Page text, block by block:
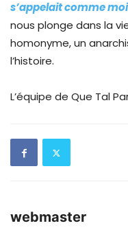
s’appelait comme moi
nous plonge dans la
homonyme, un
l’histoire.
L’équipe de Que Tal
webmaster